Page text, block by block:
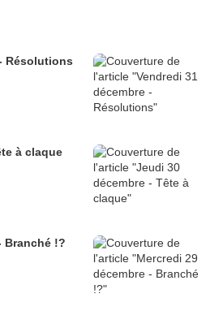
Résolutions
à claque
Branché !?